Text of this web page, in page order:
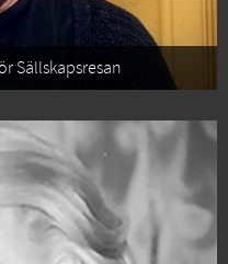
Sällskapsresan